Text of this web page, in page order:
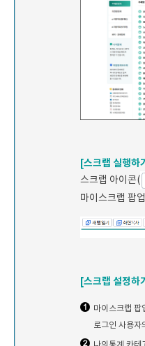
[스크랩 실행하
스크랩 아이콘(
마이스크랩 팝
[스크랩 설정하
마이스크랩 팝
로그인 사용자